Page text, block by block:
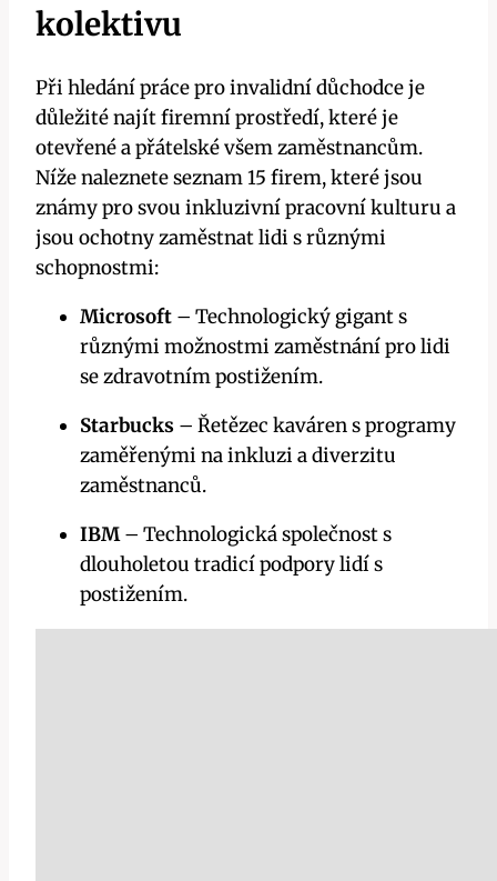
kolektivu
Při hledání práce pro invalidní důchodce je
důležité najít firemní prostředí, které je
otevřené a přátelské všem zaměstnancům.
Níže naleznete seznam 15 firem, které jsou
známy pro svou inkluzivní pracovní kulturu a
jsou ochotny zaměstnat lidi s různými
schopnostmi:
Microsoft – Technologický gigant s
různými možnostmi zaměstnání pro lidi
se zdravotním postižením.
Starbucks – Řetězec kaváren s programy
zaměřenými na inkluzi a diverzitu
zaměstnanců.
IBM– Technologická společnost s
dlouholetou tradicí podpory lidí s
postižením.